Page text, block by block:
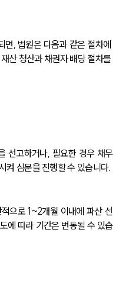
면, 법원은 다음과 같은 절차에
산 청산과 채권자 배당 절차를
선고하거나, 필요한 경우 채무
켜 심문을 진행할 수 있습니다.
으로 1~2개월 이내에 파산 선
에 따라 기간은 변동될 수 있습